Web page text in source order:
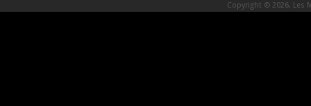
Copyright © 2026, Les